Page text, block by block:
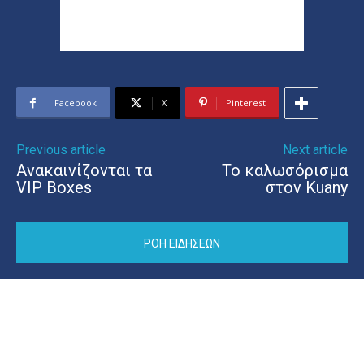
Facebook X Pinterest
Previous article
Ανακαινίζονται τα
VIP Boxes
Next article
Το καλωσόρισμα
στον Kuany
ΡΟΗ ΕΙΔΗΣΕΩΝ